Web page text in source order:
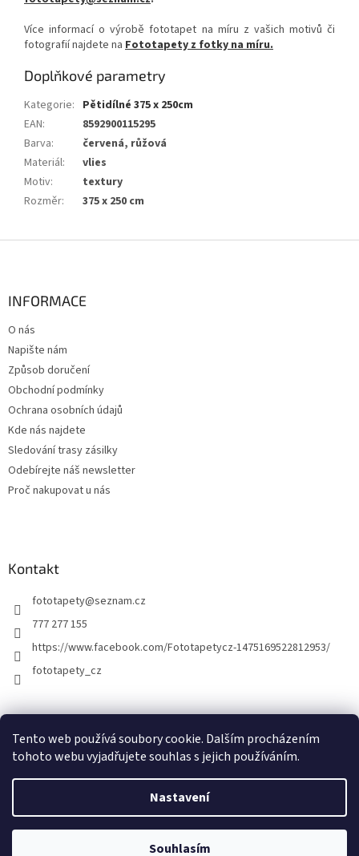
Tento web používá soubory cookie. Dalším procházením
tohoto webu vyjadřujete souhlas s jejich používáním.
Nastavení
Souhlasím
Více informací o výrobě fototapet na míru z vašich motivů či
fotografií najdete na Fototapety z fotky na míru.
Doplňkové parametry
Kategorie: Pětidílné 375 x 250cm
EAN:
8592900115295
Barva:
červená, růžová
Materiál:
vlies
Motiv:
textury
Rozměr: 375 x 250 cm
INFORMACE
O nás
Napište nám
Způsob doručení
Obchodní podmínky
Ochrana osobních údajů
Kde nás najdete
Sledování trasy zásilky
Odebírejte náš newsletter
Proč nakupovat u nás
Kontakt
fototapety@seznam.cz
777 277 155
https://www.facebook.com/Fototapetycz-1475169522812953/
fototapety_cz
Vytvořil Shoptet
FOTOTAPETY.CZ. Všechna práva vyhrazena.